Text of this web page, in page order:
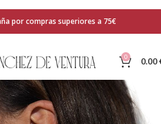
por compras superiores a 75€
0 0.00